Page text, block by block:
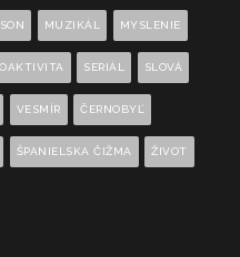
MUZIKÁL MYSLENIE
SERIÁL SLOVÁ
VESMÍR ČERNOBYĽ
ŠPANIELSKA ČIŽMA ŽIVOT